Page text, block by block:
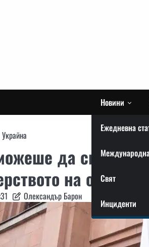
Новини
Ежедневна
Свят
Инциденти
да свалила
на
Олександър Барон